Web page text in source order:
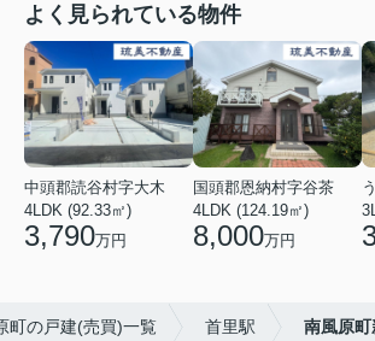
よく見られている物件
中頭郡読谷村字大木
4LDK (92.33㎡)
3,790万円
国頭郡恩納村字谷茶
4LDK (124.19㎡)
8,000万円
町の戸建(売買)一覧 首里駅 南風原